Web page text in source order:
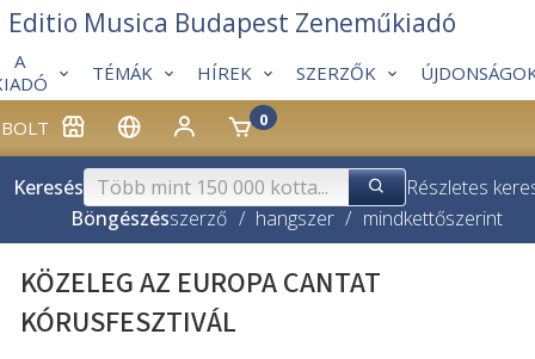
BOLT 0
A
TÉMÁK HÍREK SZERZŐK
Editio Musica Budapest Zeneműkiadó
Keresés
Részletes
Böngészésszerző / hangszer / mindkettőszerint
KÖZELEG AZ EUROPA CANTAT
KÓRUSFESZTIVÁL